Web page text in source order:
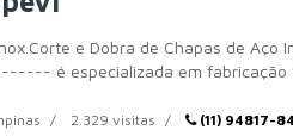
e Dobra de Chapas de Aço
é especializada em fabricação
2.329 visitas (11) 94817-